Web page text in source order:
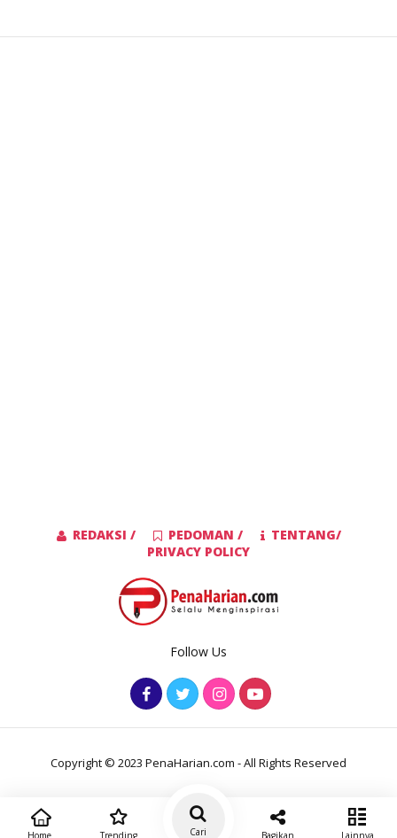
REDAKSI / PEDOMAN /
TENTANG/
PRIVACY POLICY
Follow Us
Copyright © 2023 PenaHarian.com - All Rights Reserved
Home Trending Cari Bagikan Lainnya